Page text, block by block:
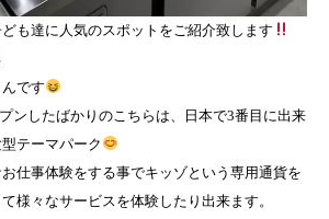
も達に人気のスポットをご紹介致します
んです
ンしたばかりのこちらは、日本で3番目に出来
テーマパーク
仕事体験をする事でキッゾという専用通貨を
様々なサービスを体験したり出来ます。